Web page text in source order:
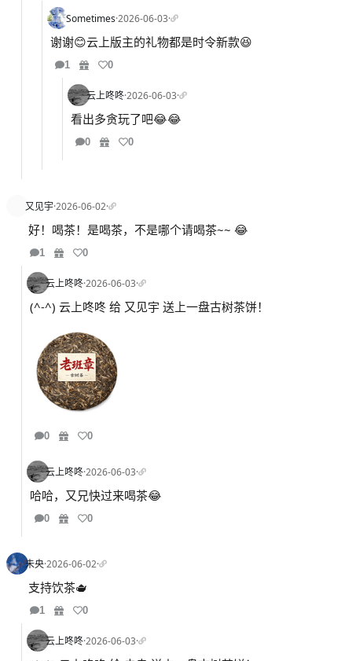
Sometimes·2026-06-03·
谢谢😊云上版主的礼物都是时令新款😆
1 0
云上咚咚·2026-06-03·
看出多贪玩了吧😂😂
0 0
又见宇·2026-06-02·
好！喝茶！是喝茶，不是哪个请喝茶~~ 😂
1 0
云上咚咚·2026-06-03·
(^-^) 云上咚咚 给 又见宇 送上一盘古树茶饼！
0 0
云上咚咚·2026-06-03·
哈哈，又兄快过来喝茶😂
0 0
未央·2026-06-02·
支持饮茶🫖
1 0
云上咚咚·2026-06-03·